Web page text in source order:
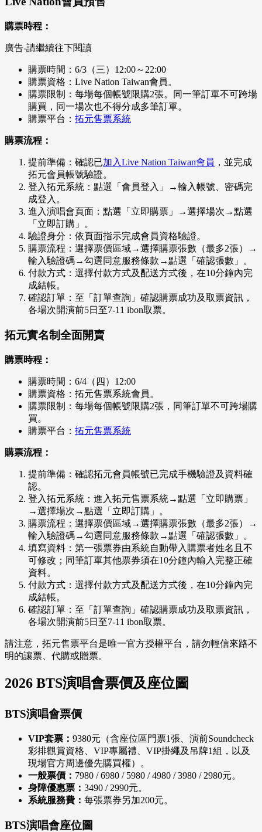
購票時程：
廣告-請繼續往下閱讀
購票時間：6/3（三）12:00～22:00
購票資格：Live Nation Taiwan會員。
購票限制：每場每個帳號限購2張。同一筆訂單不可跨場
購買，同一場次也不得分成多筆訂單。
購票平台： 拓元售票系統
購票流程：
提前準備：確認已加入Live Nation Taiwan會員 ，並完成
拓元會員帳號驗證。
登入拓元系統：點選「會員登入」→輸入帳號、密碼完
成登入。
進入演唱會頁面：點選「立即購票」→選擇場次→點選
「立即訂購」。
驗證身分：依頁面指示完成會員資格驗證。
購票流程：選擇票價區域→選擇購票張數（最多2張）→
輸入驗證碼→勾選同意服務條款→點選「確認張數」。
付款方式：選擇付款方式及配送方式後，在10分鐘內完
成結帳。
確認訂單：至「訂單查詢」確認購票成功及取票資訊，
各場次開演前5日至7-11 ibon取票。
拓元實名制全面開賣
購票時程：
購票時間：6/4（四）12:00
購票資格：拓元售票系統會員。
購票限制：每場每個帳號限購2張，同筆訂單不可跨場購
買。
購票平台： 拓元售票系統
購票流程：
提前準備：確認拓元會員帳號已完成手機驗證及資料確
認。
登入拓元系統：進入拓元售票系統→點選「立即購票」
→選擇場次→點選「立即訂購」。
購票流程：選擇票價區域→選擇購票張數（最多2張）→
輸入驗證碼→勾選同意服務條款→點選「確認張數」。
填寫資料：第一張票券由系統自動帶入購票者姓名且不
可修改；同筆訂單其他票券須在10分鐘內輸入完整正確
資料。
付款方式：選擇付款方式及配送方式後，在10分鐘內完
成結帳。
確認訂單：至「訂單查詢」確認購票成功及取票資訊，
各場次開演前5日至7-11 ibon取票。
請注意，拓元售票平台是唯一官方授權平台，請勿輕信來路不
明的讓票、代購或贈票。
2026 BTS演唱會票價及座位圖
BTS演唱會票價
VIP套票： 9380元（含座位區門票1張、演前Soundcheck
彩排觀賞資格、VIP專屬禮、VIP掛繩及吊牌1組，以及
現場官方周邊優先購買權）。
一般票價： 7980 / 6980 / 5980 / 4980 / 3980 / 2980元。
身障優惠票： 3490 / 2990元。
系統服務費： 每張票券另加200元。
BTS演唱會座位圖